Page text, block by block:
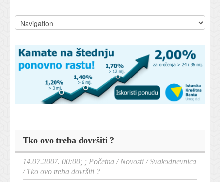
Tko ovo treba dovršiti ?
14.07.2007. 00:00; ; Početna /Novosti /Svakodnevnica
/Tko ovo treba dovršiti ?